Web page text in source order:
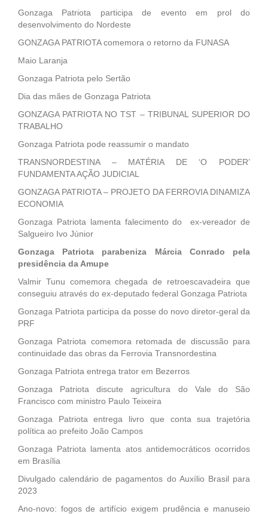
Gonzaga Patriota participa de evento em prol do
desenvolvimento do Nordeste
GONZAGA PATRIOTA comemora o retorno da FUNASA
Maio Laranja
Gonzaga Patriota pelo Sertão
Dia das mães de Gonzaga Patriota
GONZAGA PATRIOTA NO TST – TRIBUNAL SUPERIOR DO
TRABALHO
Gonzaga Patriota pode reassumir o mandato
TRANSNORDESTINA – MATÉRIA DE ‘O PODER’
FUNDAMENTA AÇÃO JUDICIAL
GONZAGA PATRIOTA – PROJETO DA FERROVIA DINAMIZA
ECONOMIA
Gonzaga Patriota lamenta falecimento do ex-vereador de
Salgueiro Ivo Júnior
Gonzaga Patriota parabeniza Márcia Conrado pela
presidência da Amupe
Valmir Tunu comemora chegada de retroescavadeira que
conseguiu através do ex-deputado federal Gonzaga Patriota
Gonzaga Patriota participa da posse do novo diretor-geral da
PRF
Gonzaga Patriota comemora retomada de discussão para
continuidade das obras da Ferrovia Transnordestina
Gonzaga Patriota entrega trator em Bezerros
Gonzaga Patriota discute agricultura do Vale do São
Francisco com ministro Paulo Teixeira
Gonzaga Patriota entrega livro que conta sua trajetória
política ao prefeito João Campos
Gonzaga Patriota lamenta atos antidemocráticos ocorridos
em Brasília
Divulgado calendário de pagamentos do Auxílio Brasil para
2023
Ano-novo: fogos de artifício exigem prudência e manuseio